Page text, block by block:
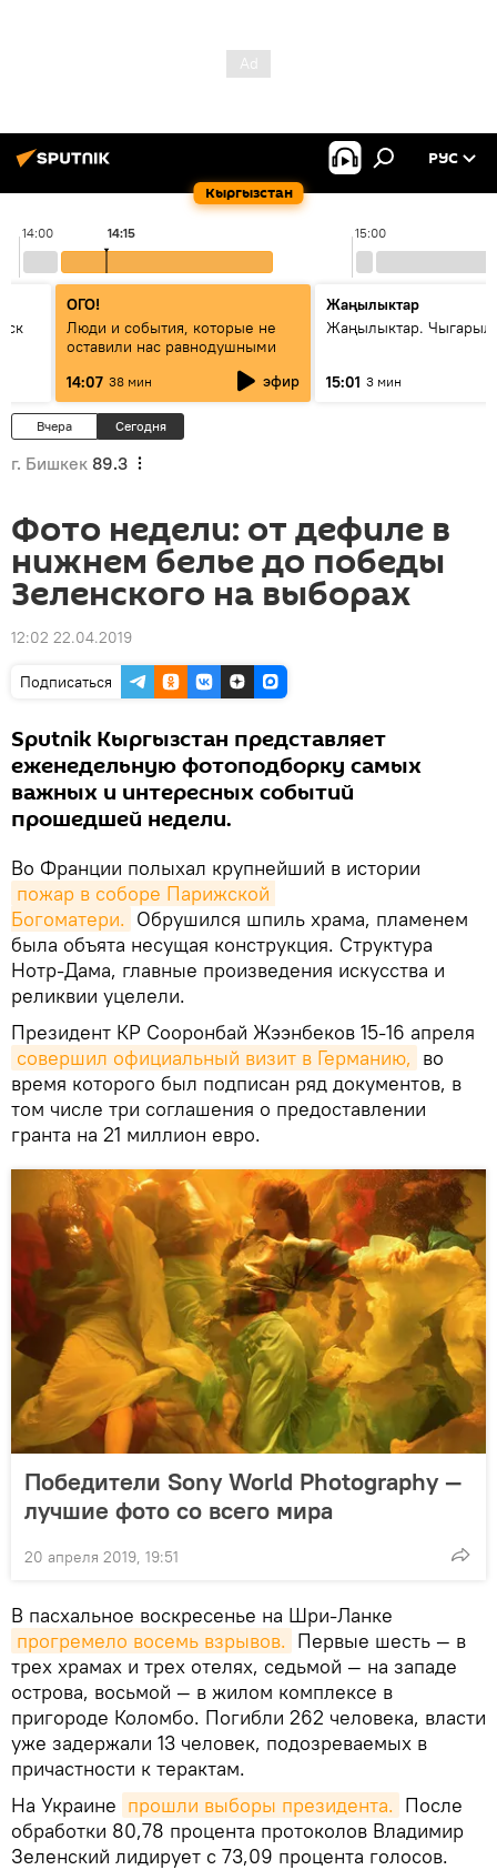
Кыргызстан
РУС
14:00 15:00
14:15
ОГО!
Люди и события, которые не
оставили нас равнодушными
14:07 38 мин эфир
Жаңылыктар
Жаңылыктар.
15:01 3 мин
Вчера Сегодня
г. Бишкек 89.3
Фото недели: от дефиле в
нижнем белье до победы
Зеленского на выборах
12:02 22.04.2019
Подписаться
Sputnik Кыргызстан представляет
еженедельную фотоподборку самых
важных и интересных событий
прошедшей недели.
Во Франции полыхал крупнейший в истории
пожар в соборе Парижской
Богоматери. Обрушился шпиль храма, пламенем
была объята несущая конструкция. Структура
Нотр-Дама, главные произведения искусства и
реликвии уцелели.
Президент КР Сооронбай Жээнбеков 15-16 апреля
совершил официальный визит в Германию, во
время которого был подписан ряд документов, в
том числе три соглашения о предоставлении
гранта на 21 миллион евро.
Победители Sony World Photography —
лучшие фото со всего мира
20 апреля 2019, 19:51
В пасхальное воскресенье на Шри-Ланке
прогремело восемь взрывов. Первые шесть — в
трех храмах и трех отелях, седьмой — на западе
острова, восьмой — в жилом комплексе в
пригороде Коломбо. Погибли 262 человека, власти
уже задержали 13 человек, подозреваемых в
причастности к терактам.
На Украине прошли выборы президента. После
обработки 80,78 процента протоколов Владимир
Зеленский лидирует с 73,09 процента голосов.